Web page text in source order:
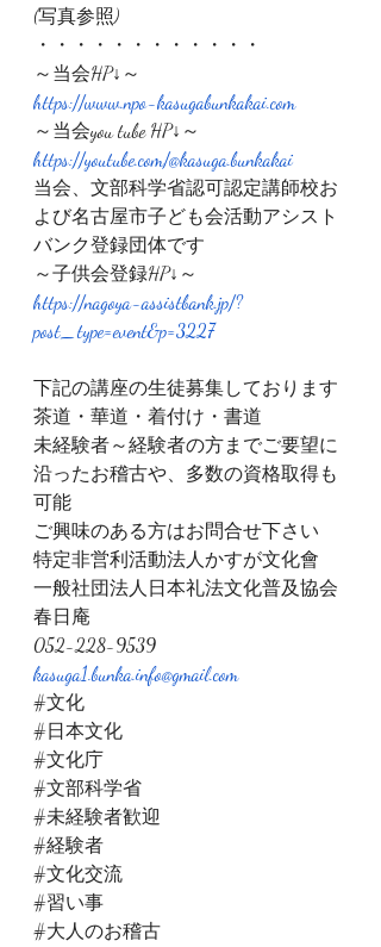
(写真参照)
・・・・・・・・・・・・
～当会HP↓～
https://www.npo-kasugabunkakai.com
～当会you tube HP↓～
https://youtube.com/@kasuga.bunkakai
当会、文部科学省認可認定講師校お
よび名古屋市子ども会活動アシスト
バンク登録団体です
～子供会登録HP↓～
https://nagoya-assistbank.jp/?
post_type=event&p=3227
下記の講座の生徒募集しております
茶道・華道・着付け・書道
未経験者～経験者の方までご要望に
沿ったお稽古や、多数の資格取得も
可能
ご興味のある方はお問合せ下さい
特定非営利活動法人かすが文化會
一般社団法人日本礼法文化普及協会
春日庵
052-228-9539
kasuga1.bunka.info@gmail.com
#文化
#日本文化
#文化庁
#文部科学省
#未経験者歓迎
#経験者
#文化交流
#習い事
#大人のお稽古